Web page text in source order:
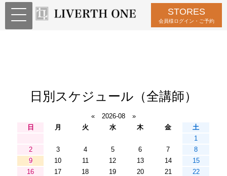
STORES
会員様ログイン・ご予約
日別スケジュール（全講師）
« 2026-08
»
日
月 火 水 木 金
土
1
2
3 4 5 6 7
8
9
10 11 12 13 14
15
16
17 18 19 20 21
22